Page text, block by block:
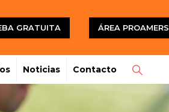
GRATUITA ÁREA PROAMERS
Noticias Contacto